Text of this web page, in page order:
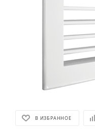
В ИЗБРАННОЕ